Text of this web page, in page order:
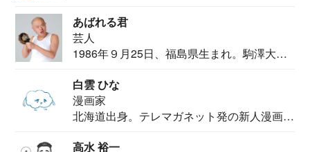
あばれる君
芸人
1986年９月25日、福島県生まれ。駒澤大学
白雲 ひな
漫画家
北海道出身。テレマガネット発の新人漫画
高水 裕一